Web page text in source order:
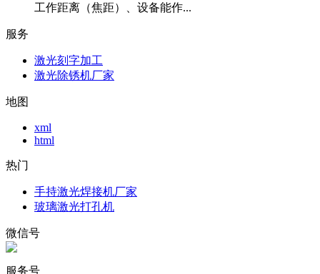
工作距离（焦距）、设备能作...
服务
激光刻字加工
激光除锈机厂家
地图
xml
html
热门
手持激光焊接机厂家
玻璃激光打孔机
微信号
服务号